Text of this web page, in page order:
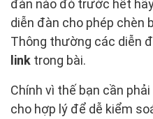
đàn nào đó trước hết
diễn đàn cho phép chèn
Thông thường các diễn
link trong bài.
Chính vì thế bạn cần
cho hợp lý để dễ kiểm